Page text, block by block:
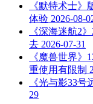
《默特术士》
体验 2026-08-
《深海迷航2
去 2026-07-31
《魔兽世界
重使用有限制
《光与影33
29